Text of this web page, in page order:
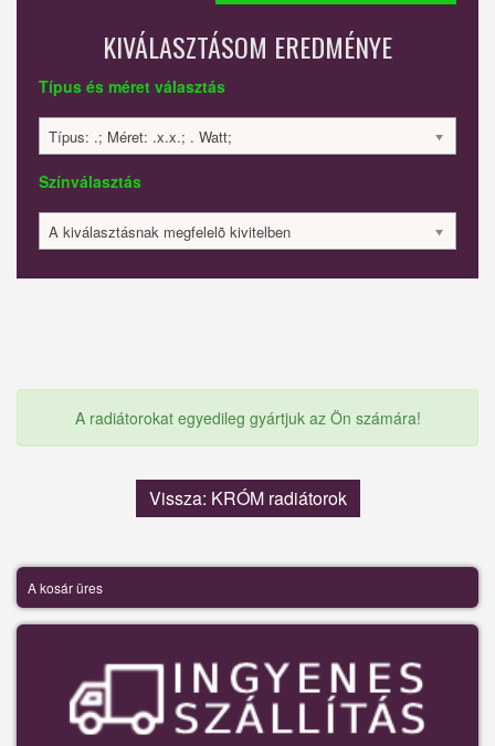
KIVÁLASZTÁSOM EREDMÉNYE
Típus és méret választás
Típus: .; Méret: .x.x.; . Watt;
Színválasztás
A kiválasztásnak megfelelõ kivitelben
A radiátorokat egyedileg gyártjuk az Ön számára!
Vissza: KRÓM radiátorok
A kosár üres